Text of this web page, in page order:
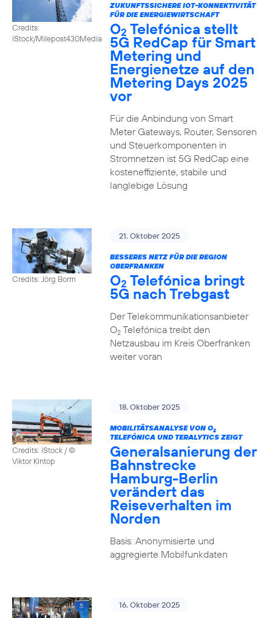
Credits:
iStock/Milepost430Media
ZUKUNFTSSICHERE IOT-KONNEKTIVITÄT
FÜR DIE ENERGIEWIRTSCHAFT
O2 Telefónica stellt
5G RedCap für Smart
Metering und
Energienetze auf den
Metering Days 2025
vor
Für die Anbindung von Smart
Meter Gateways, Router, Sensoren
und Steuerkomponenten in
Stromnetzen ist 5G RedCap eine
kosteneffiziente, stabile und
langlebige Lösung
Credits: Jörg Borm
21. Oktober 2025
BESSERES NETZ FÜR DIE REGION
OBERFRANKEN
O2 Telefónica bringt
5G nach Trebgast
Der Telekommunikationsanbieter
O2Telefónica treibt den
Netzausbau im Kreis Oberfranken
weiter voran
Credits: iStock / ©
Viktor Kintop
18. Oktober 2025
MOBILITÄTSANALYSE VON O2
TELEFÓNICA UND TERALYTICS ZEIGT
Generalsanierung der
Bahnstrecke
Hamburg-Berlin
verändert das
Reiseverhalten im
Norden
Basis: Anonymisierte und
aggregierte Mobilfunkdaten
16. Oktober 2025